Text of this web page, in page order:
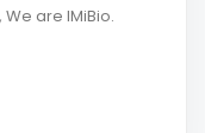
are IMiBio.